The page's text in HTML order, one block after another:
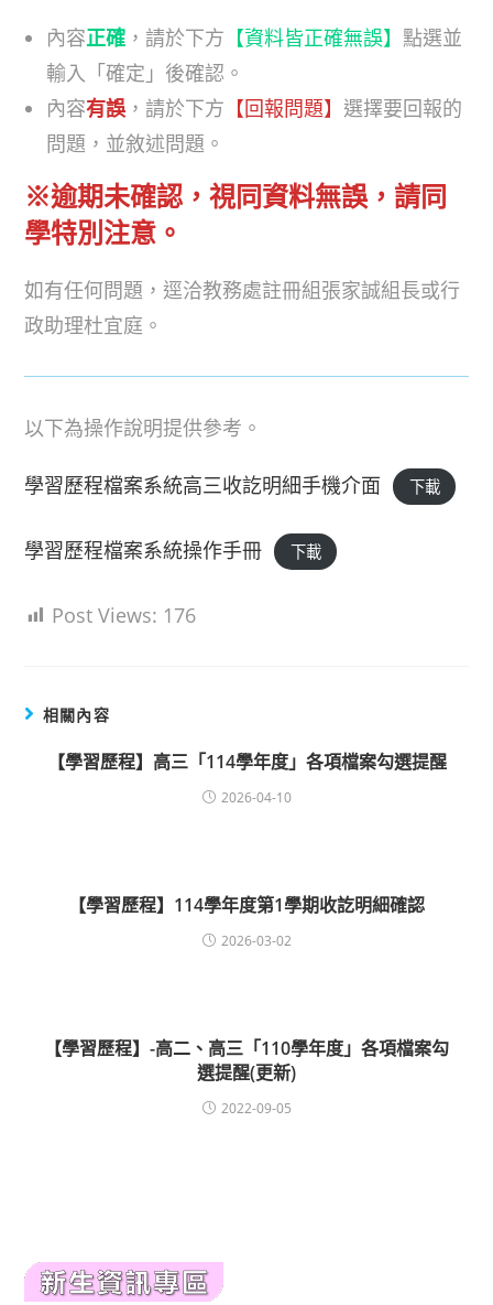
內容正確 ，請於下方 【資料皆正確無誤】 點選並
輸入「確定」後確認。
內容有誤 ，請於下方 【回報問題】 選擇要回報的
問題，並敘述問題。
※逾期未確認，視同資料無誤，請同
學特別注意。
如有任何問題，逕洽教務處註冊組張家誠組長或行
政助理杜宜庭。
以下為操作說明提供參考。
學習歷程檔案系統高三收訖明細手機介面 下載
學習歷程檔案系統操作手冊 下載
Post Views: 176
相關內容
【學習歷程】高三「114學年度」各項檔案勾選提醒
2026-04-10
【學習歷程】114學年度第1學期收訖明細確認
2026-03-02
【學習歷程】-高二、高三「110學年度」各項檔案勾
選提醒(更新)
2022-09-05